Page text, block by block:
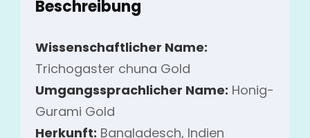
Beschreibung
Wissenschaftlicher Name:
Trichogaster chuna Gold
Umgangssprachlicher Name: Honig-
Gurami Gold
Herkunft: Bangladesch, Indien